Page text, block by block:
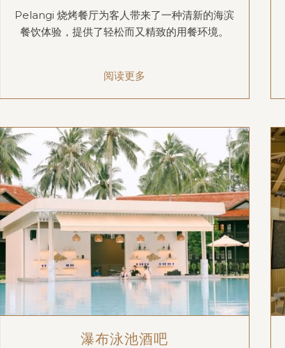
Pelangi 烧烤餐厅为客人带来了一种清新的海滨
餐饮体验，提供了轻松而又精致的用餐环境。
阅读更多
瀑布泳池酒吧